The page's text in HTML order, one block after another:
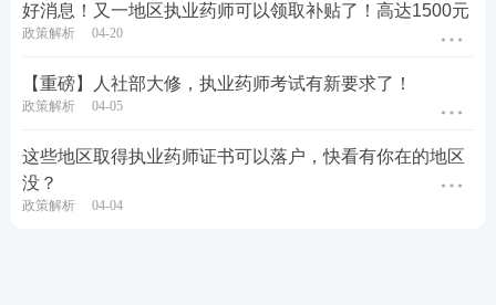
好消息！又一地区执业药师可以领取补贴了！高达1500元
政策解析 04-20
【重磅】人社部大修，执业药师考试有新要求了！
政策解析 04-05
这些地区取得执业药师证书可以落户，快看有你在的地区
没？
政策解析 04-04